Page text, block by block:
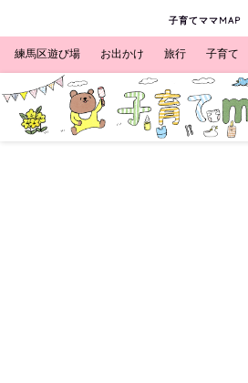
子育てママMAP
練馬区遊び場 お出かけ 旅行 子育て